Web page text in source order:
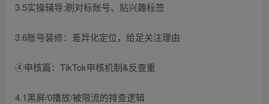
3.5实操辅导:刷对标账号、贴兴趣标签
3.6账号装修：差异化定位，给足关注理由
④申核篇：TikTok申核机制&反查重
4.1黑屏/0播放/被限流的排查逻辑